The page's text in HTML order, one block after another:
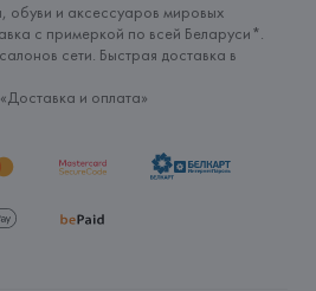
обуви и аксессуаров мировых
с примеркой по всей Беларуси*.
сети. Быстрая доставка в
Доставка и оплата»